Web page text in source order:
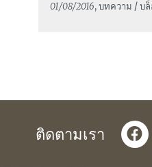
01/08/2016, บทความ / บ
ติดตามเรา